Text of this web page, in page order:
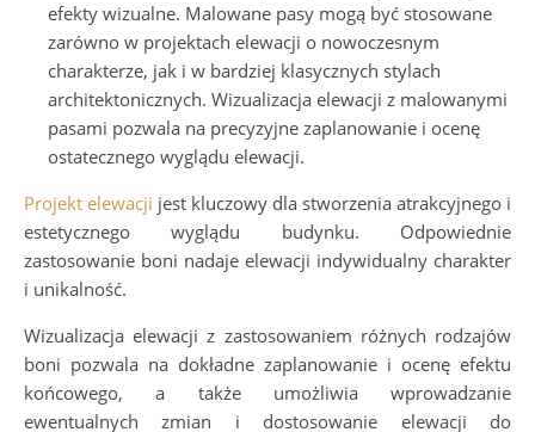
efekty wizualne. Malowane pasy mogą być stosowane
zarówno w projektach elewacji o nowoczesnym
charakterze, jak i w bardziej klasycznych stylach
architektonicznych. Wizualizacja elewacji z malowanymi
pasami pozwala na precyzyjne zaplanowanie i ocenę
ostatecznego wyglądu elewacji.
Projekt elewacji jest kluczowy dla stworzenia atrakcyjnego i
estetycznego wyglądu budynku. Odpowiednie
zastosowanie boni nadaje elewacji indywidualny charakter
i unikalność.
Wizualizacja elewacji z zastosowaniem różnych rodzajów
boni pozwala na dokładne zaplanowanie i ocenę efektu
końcowego, a także umożliwia wprowadzanie
ewentualnych zmian i dostosowanie elewacji do